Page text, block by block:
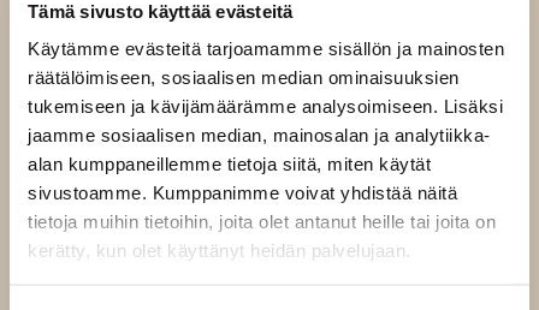
Tämä sivusto käyttää evästeitä
Käytämme evästeitä tarjoamamme sisällön ja mainosten
räätälöimiseen, sosiaalisen median ominaisuuksien
tukemiseen ja kävijämäärämme analysoimiseen. Lisäksi
jaamme sosiaalisen median, mainosalan ja analytiikka-
alan kumppaneillemme tietoja siitä, miten käytät
sivustoamme. Kumppanimme voivat yhdistää näitä
tietoja muihin tietoihin, joita olet antanut heille tai joita on
kerätty, kun olet käyttänyt heidän palvelujaan.
Tuotteita ei löytynyt